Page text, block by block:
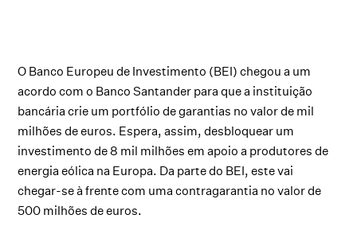
O Banco Europeu de Investimento (BEI) chegou a um
acordo com o Banco Santander para que a instituição
bancária crie um portfólio de garantias no valor de mil
milhões de euros. Espera, assim, desbloquear um
investimento de 8 mil milhões em apoio a produtores de
energia eólica na Europa. Da parte do BEI, este vai
chegar-se à frente com uma contragarantia no valor de
500 milhões de euros.